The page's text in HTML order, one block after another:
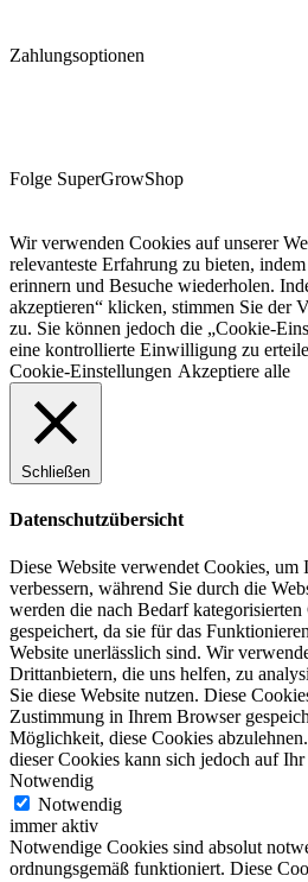
Zahlungsoptionen
Folge SuperGrowShop
Wir verwenden Cookies auf unserer
relevanteste Erfahrung zu bieten,
erinnern und Besuche wiederholen.
akzeptieren“ klicken, stimmen Sie der
zu. Sie können jedoch die „Cookie-
eine kontrollierte Einwilligung zu
Cookie-Einstellungen Akzeptiere alle
Schließen
Datenschutzübersicht
Diese Website verwendet Cookies, um
verbessern, während Sie durch die
werden die nach Bedarf
gespeichert, da sie für das
Website unerlässlich sind. Wir
Drittanbietern, die uns helfen, zu
Sie diese Website nutzen. Diese
Zustimmung in Ihrem Browser
Möglichkeit, diese Cookies
dieser Cookies kann sich jedoch auf
Notwendig
Notwendig
immer aktiv
Notwendige Cookies sind absolut
ordnungsgemäß funktioniert. Diese